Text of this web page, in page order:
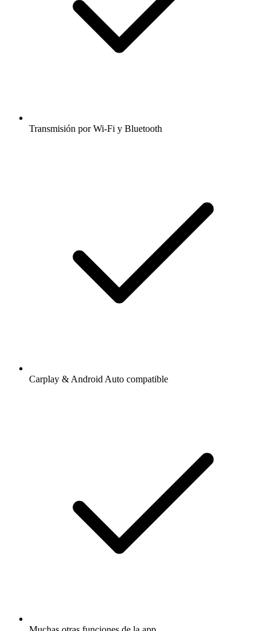
Transmisión por Wi-Fi y Bluetooth
Carplay & Android Auto compatible